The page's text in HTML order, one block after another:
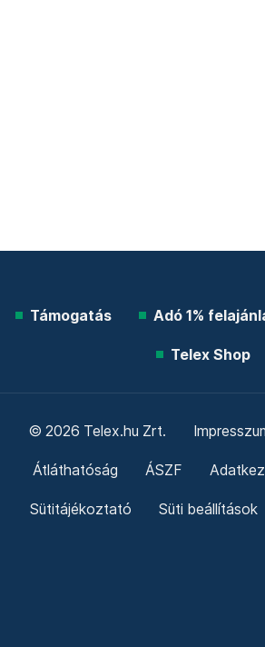
Támogatás Adó 1%
Telex Shop
© 2026 Telex.hu Zrt.
Átláthatóság ÁSZF
Sütitájékoztató Süti beállítások